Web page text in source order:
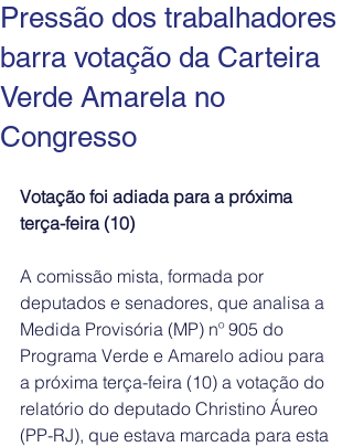
Pressão dos trabalhadores
barra votação da Carteira
Verde Amarela no
Congresso
Votação foi adiada para a próxima
terça-feira (10)
A comissão mista, formada por
deputados e senadores, que analisa a
Medida Provisória (MP) nº 905 do
Programa Verde e Amarelo adiou para
a próxima terça-feira (10) a votação do
relatório do deputado Christino Áureo
(PP-RJ), que estava marcada para esta